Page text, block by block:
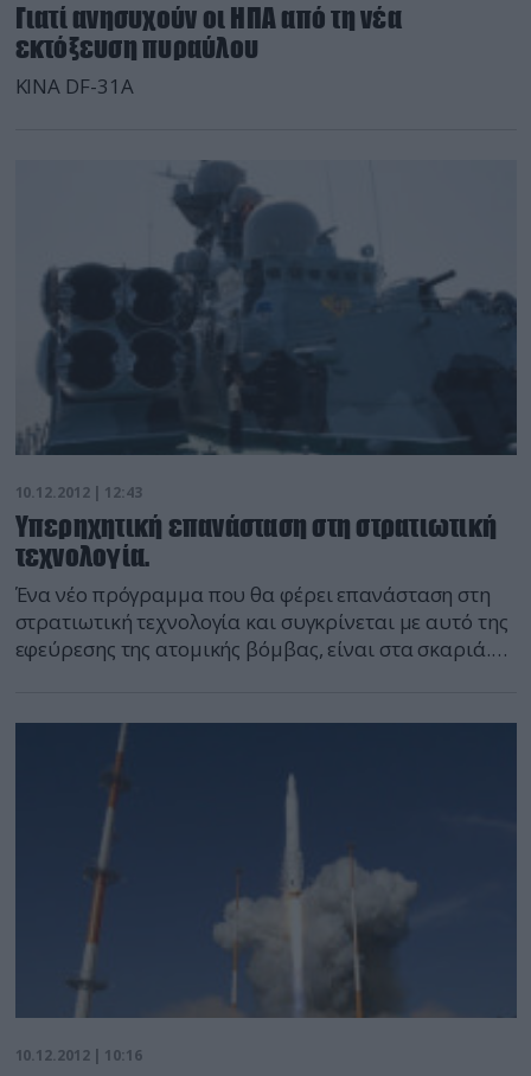
Γιατί ανησυχούν οι ΗΠΑ από τη νέα
εκτόξευση πυραύλου
ΚΙΝΑ DF-31A
10.12.2012 | 12:43
Υπερηχητική επανάσταση στη στρατιωτική
τεχνολογία.
Ένα νέο πρόγραμμα που θα φέρει επανάσταση στη
στρατιωτική τεχνολογία και συγκρίνεται με αυτό της
εφεύρεσης της ατομικής βόμβας, είναι στα σκαριά.
τεχνολογικής ισχύος της Ουάσιγκτον, είναι πολύ
σημαντικό για τις ρώσικες Ενοπλες Δυνάμεις να
εντάξουν στο δυναμικό τους υπερ-υπερηχητικούς
πυραύλους αναφέρει […]
10.12.2012 | 10:16